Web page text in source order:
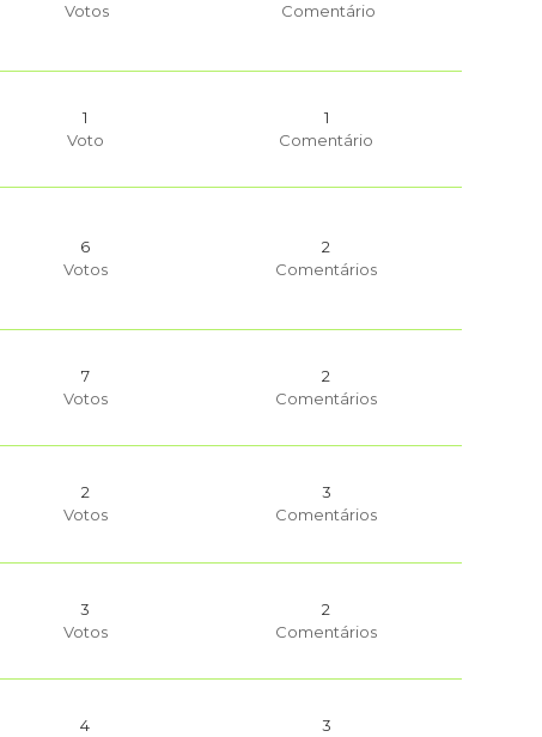
Votos
Comentário
1
Voto
1
Comentário
6
Votos
2
Comentários
7
Votos
2
Comentários
2
Votos
3
Comentários
3
Votos
2
Comentários
4
3